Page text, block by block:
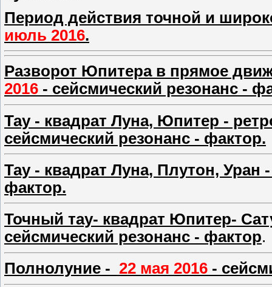
Период действия точной и
июль 2016.
Разворот Юпитера в прямое
2016 - сейсмический резонанс -
Тау - квадрат Луна, Юпитер -
сейсмический резонанс - фактор.
Тау - квадрат Луна, Плутон, Уран
фактор.
Точный тау- квадрат Юпитер-
сейсмический резонанс - фактор.
Полнолуние - 22 мая 2016 -